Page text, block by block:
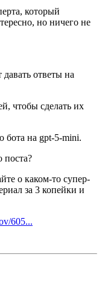
который
но ничего не
давать ответы на
чтобы сделать их
бота на gpt-5-mini.
поста?
о каком-то супер-
за 3 копейки и
605...